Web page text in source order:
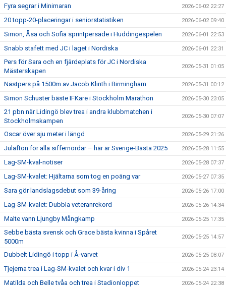
Fyra segrar i Minimaran 2026-06-02 22:27
20 topp-20-placeringar i seniorstatistiken 2026-06-02 09:40
Simon, Åsa och Sofia sprintpersade i Huddingespelen 2026-06-01 22:53
Snabb stafett med JC i laget i Nordiska 2026-06-01 22:31
Pers för Sara och en fjärdeplats för JC i Nordiska
Mästerskapen
2026-05-31 01:05
Nästpers på 1500m av Jacob Klinth i Birmingham 2026-05-31 00:12
Simon Schuster bäste IFKare i Stockholm Marathon 2026-05-30 23:05
21 pbn när Lidingö blev trea i andra klubbmatchen i
Stockholmskampen
2026-05-30 07:07
Oscar över sju meter i längd 2026-05-29 21:26
Julafton för alla siffernördar – här är Sverige-Bästa 2025 2026-05-28 11:55
Lag-SM-kval-notiser 2026-05-28 07:37
Lag-SM-kvalet: Hjältarna som tog en poäng var 2026-05-27 07:35
Sara gör landslagsdebut som 39-åring 2026-05-26 17:00
Lag-SM-kvalet: Dubbla veteranrekord 2026-05-26 14:34
Malte vann Ljungby Mångkamp 2026-05-25 17:35
Sebbe bästa svensk och Grace bästa kvinna i Spåret
5000m
2026-05-25 14:57
Dubbelt Lidingö i topp i Å-varvet 2026-05-25 08:07
Tjejerna trea i Lag-SM-kvalet och kvar i div 1 2026-05-24 23:14
Matilda och Belle tvåa och trea i Stadionloppet 2026-05-24 22:38